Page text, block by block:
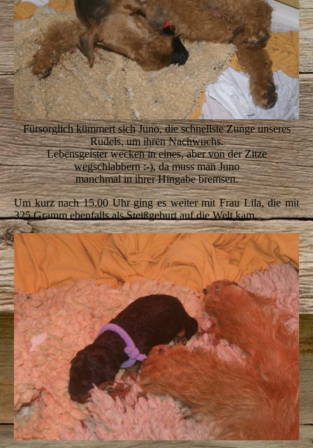
Fürsorglich kümmert sich Juno, die schnellste Zunge unseres
Rudels, um ihren Nachwuchs.
Lebensgeister wecken in eines, aber von der Zitze
wegschlabbern :-), da muss man Juno
manchmal in ihrer Hingabe bremsen.
Um kurz nach 15.00 Uhr ging es weiter mit Frau Lila, die mit
325 Gramm ebenfalls als Steißgeburt auf die Welt kam.